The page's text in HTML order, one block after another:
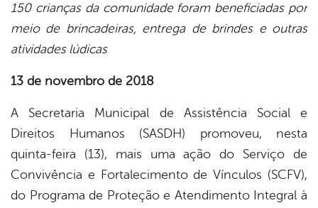
​150 crianças da comunidade foram beneficiadas por
meio de brincadeiras, entrega de brindes e outras
atividades lúdicas
13 de novembro de 2018
A Secretaria Municipal de Assistência Social e
Direitos Humanos (SASDH) promoveu, nesta
quinta-feira (13), mais uma ação do Serviço de
Convivência e Fortalecimento de Vínculos (SCFV),
do Programa de Proteção e Atendimento Integral à